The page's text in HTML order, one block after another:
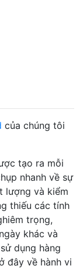
của chúng tôi
tạo ra mỗi
nhanh về sự
lượng và kiểm
thiếu các tính
trọng,
khác và
sử dụng hàng
đây về hành vi